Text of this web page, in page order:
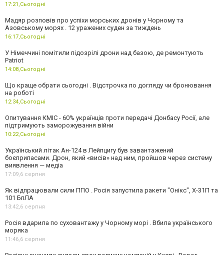
17:21,Сьогодні
Мадяр розповів про успіхи морських дронів у Чорному та
Азовському морях . 12 уражених суден за тиждень
16:17,Сьогодні
У Німеччині помітили підозрілі дрони над базою, де ремонтують
Patriot
14:08,Сьогодні
Що краще обрати сьогодні . Відстрочка по догляду чи бронювання
на роботі
12:34,Сьогодні
Опитування КМІС - 60% українців проти передачі Донбасу Росії, але
підтримують заморожування війни
10:22,Сьогодні
Український літак Ан-124 в Лейпцигу був завантажений
боєприпасами. Дрон, який «висів» над ним, пройшов через систему
виявлення — медіа
17:09,6 серпня
Як відпрацювали сили ППО . Росія запустила ракети "Онікс", Х-31П та
101 БпЛА
13:42,6 серпня
Росія вдарила по суховантажу у Чорному морі . Вбила українського
моряка
11:46,6 серпня